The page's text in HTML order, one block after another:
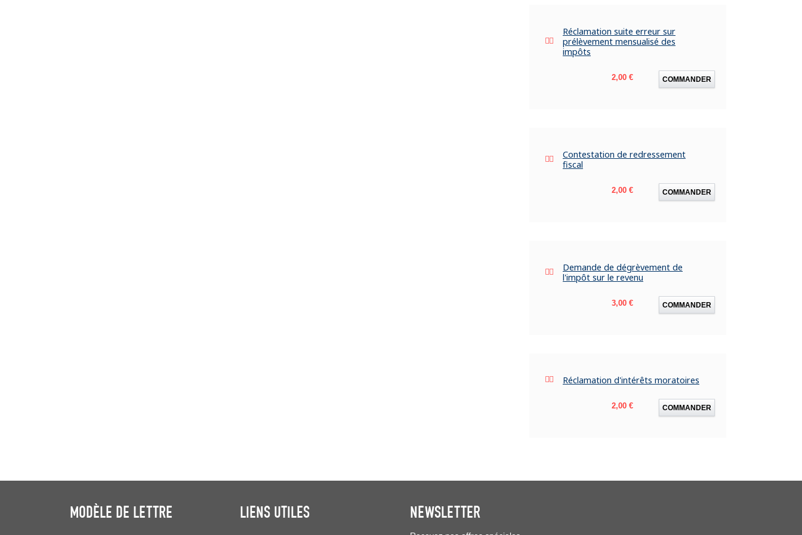
Réclamation suite erreur sur
prélèvement mensualisé des
impôts
Prix
2,00 € COMMANDER
Contestation de redressement
fiscal
Prix
2,00 € COMMANDER
Demande de dégrèvement de
l'impôt sur le revenu
Prix
3,00 € COMMANDER
Réclamation d'intérêts moratoires
Prix
2,00 € COMMANDER
MODÈLE DE LETTRE LIENS UTILES NEWSLETTER